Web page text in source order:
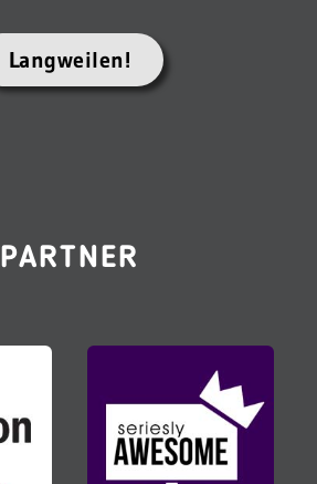
Langweilen!
PARTNER